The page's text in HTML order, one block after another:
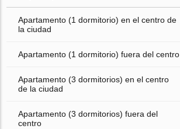
Apartamento (1 dormitorio) en el centro de
la ciudad
Apartamento (1 dormitorio) fuera del centro
Apartamento (3 dormitorios) en el centro
de la ciudad
Apartamento (3 dormitorios) fuera del
centro